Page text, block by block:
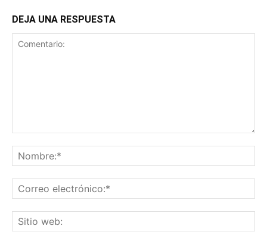
DEJA UNA RESPUESTA